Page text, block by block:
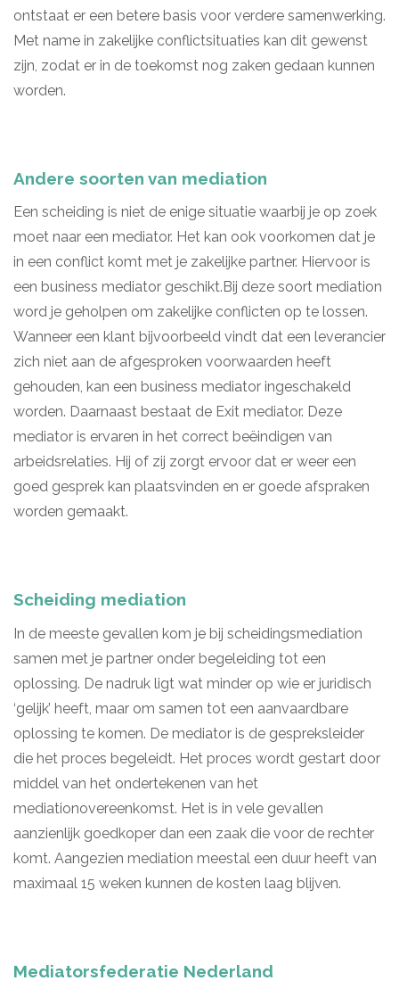
ontstaat er een betere basis voor verdere samenwerking.
Met name in zakelijke conflictsituaties kan dit gewenst
zijn, zodat er in de toekomst nog zaken gedaan kunnen
worden.
Andere soorten van mediation
Een scheiding is niet de enige situatie waarbij je op zoek
moet naar een mediator. Het kan ook voorkomen dat je
in een conflict komt met je zakelijke partner. Hiervoor is
een business mediator geschikt.Bij deze soort mediation
word je geholpen om zakelijke conflicten op te lossen.
Wanneer een klant bijvoorbeeld vindt dat een leverancier
zich niet aan de afgesproken voorwaarden heeft
gehouden, kan een business mediator ingeschakeld
worden. Daarnaast bestaat de Exit mediator. Deze
mediator is ervaren in het correct beëindigen van
arbeidsrelaties. Hij of zij zorgt ervoor dat er weer een
goed gesprek kan plaatsvinden en er goede afspraken
worden gemaakt.
Scheiding mediation
In de meeste gevallen kom je bij scheidingsmediation
samen met je partner onder begeleiding tot een
oplossing. De nadruk ligt wat minder op wie er juridisch
‘gelijk’ heeft, maar om samen tot een aanvaardbare
oplossing te komen. De mediator is de gespreksleider
die het proces begeleidt. Het proces wordt gestart door
middel van het ondertekenen van het
mediationovereenkomst. Het is in vele gevallen
aanzienlijk goedkoper dan een zaak die voor de rechter
komt. Aangezien mediation meestal een duur heeft van
maximaal 15 weken kunnen de kosten laag blijven.
Mediatorsfederatie Nederland